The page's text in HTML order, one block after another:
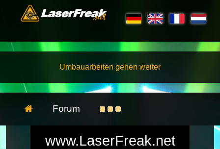
Umbauarbeiten gehen weiter
Forum
www.LaserFreak.net